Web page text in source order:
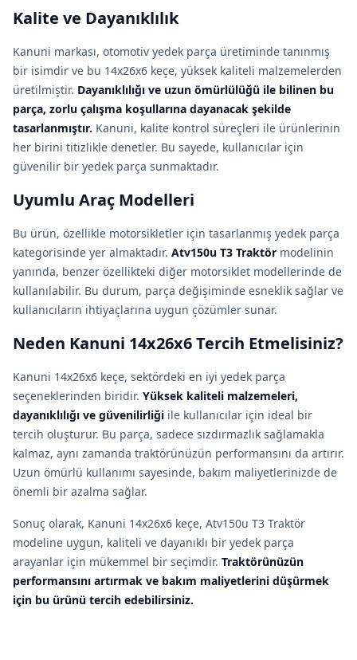
Kalite ve Dayanıklılık
Kanuni markası, otomotiv yedek parça üretiminde tanınmış
bir isimdir ve bu 14x26x6 keçe, yüksek kaliteli malzemelerden
üretilmiştir. Dayanıklılığı ve uzun ömürlülüğü ile bilinen bu
parça, zorlu çalışma koşullarına dayanacak şekilde
tasarlanmıştır. Kanuni, kalite kontrol süreçleri ile ürünlerinin
her birini titizlikle denetler. Bu sayede, kullanıcılar için
güvenilir bir yedek parça sunmaktadır.
Uyumlu Araç Modelleri
Bu ürün, özellikle motorsikletler için tasarlanmış yedek parça
kategorisinde yer almaktadır. Atv150u T3 Traktör modelinin
yanında, benzer özellikteki diğer motorsiklet modellerinde de
kullanılabilir. Bu durum, parça değişiminde esneklik sağlar ve
kullanıcıların ihtiyaçlarına uygun çözümler sunar.
Neden Kanuni 14x26x6 Tercih Etmelisiniz?
Kanuni 14x26x6 keçe, sektördeki en iyi yedek parça
seçeneklerinden biridir. Yüksek kaliteli malzemeleri,
dayanıklılığı ve güvenilirliği ile kullanıcılar için ideal bir
tercih oluşturur. Bu parça, sadece sızdırmazlık sağlamakla
kalmaz, aynı zamanda traktörünüzün performansını da artırır.
Uzun ömürlü kullanımı sayesinde, bakım maliyetlerinizde de
önemli bir azalma sağlar.
Sonuç olarak, Kanuni 14x26x6 keçe, Atv150u T3 Traktör
modeline uygun, kaliteli ve dayanıklı bir yedek parça
arayanlar için mükemmel bir seçimdir. Traktörünüzün
performansını artırmak ve bakım maliyetlerini düşürmek
için bu ürünü tercih edebilirsiniz.